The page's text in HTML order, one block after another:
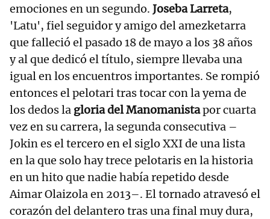
emociones en un segundo. Joseba Larreta,
'Latu', fiel seguidor y amigo del amezketarra
que falleció el pasado 18 de mayo a los 38 años
y al que dedicó el título, siempre llevaba una
igual en los encuentros importantes. Se rompió
entonces el pelotari tras tocar con la yema de
los dedos la gloria del Manomanistapor cuarta
vez en su carrera, la segunda consecutiva –
Jokin es el tercero en el siglo XXI de una lista
en la que solo hay trece pelotaris en la historia
en un hito que nadie había repetido desde
Aimar Olaizola en 2013–. El tornado atravesó el
corazón del delantero tras una final muy dura,